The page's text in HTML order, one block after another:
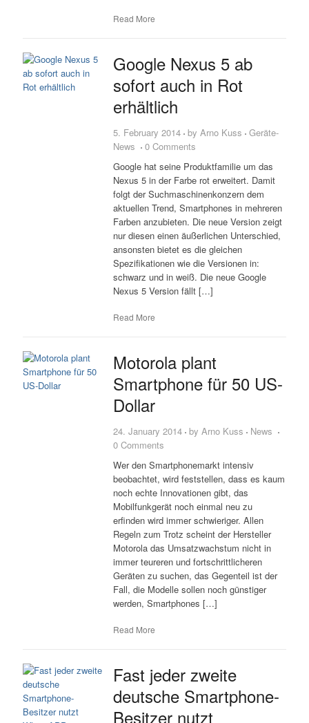
Read More
Google Nexus 5 ab
sofort auch in Rot
erhältlich
5. February 2014 by Arno Kuss Geräte-
News
0 Comments
Google hat seine Produktfamilie um das
Nexus 5 in der Farbe rot erweitert. Damit
folgt der Suchmaschinenkonzern dem
aktuellen Trend, Smartphones in mehreren
Farben anzubieten. Die neue Version zeigt
nur diesen einen äußerlichen Unterschied,
ansonsten bietet es die gleichen
Spezifikationen wie die Versionen in:
schwarz und in weiß. Die neue Google
Nexus 5 Version fällt […]
Read More
Motorola plant
Smartphone für 50 US-
Dollar
24. January 2014 by Arno Kuss
News
0 Comments
Wer den Smartphonemarkt intensiv
beobachtet, wird feststellen, dass es kaum
noch echte Innovationen gibt, das
Mobilfunkgerät noch einmal neu zu
erfinden wird immer schwieriger. Allen
Regeln zum Trotz scheint der Hersteller
Motorola das Umsatzwachstum nicht in
immer teureren und fortschrittlicheren
Geräten zu suchen, das Gegenteil ist der
Fall, die Modelle sollen noch günstiger
werden, Smartphones […]
Read More
Fast jeder zweite
deutsche Smartphone-
Besitzer nutzt